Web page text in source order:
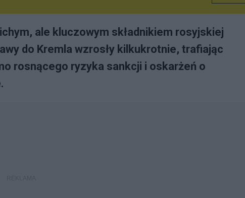
ale kluczowym składnikiem rosyjskiej
do Kremla wzrosły kilkukrotnie, trafiając
rosnącego ryzyka sankcji i oskarżeń o